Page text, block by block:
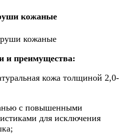
кожаные
и преимущества:
кожа толщиной 2,0-
с повышенными
для исключения